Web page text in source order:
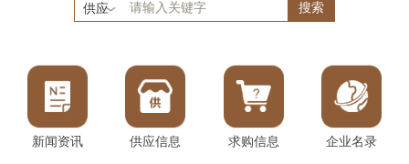
供应 搜索
新闻资讯 供应信息 求购信息 企业名录